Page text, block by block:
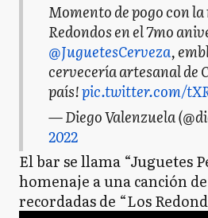
Momento de pogo con la
Redondos en el 7mo
@JuguetesCerveza,
cervecería artesanal de
país!pic.twitter.com/
— Diego Valenzuela
2022
El bar se llama “Juguetes
homenaje a una canción
recordadas de “Los